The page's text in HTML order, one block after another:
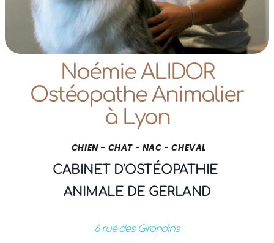
Noémie ALIDOR
Ostéopathe Animalier
à Lyon
CHIEN - CHAT - NAC - CHEVAL
CABINET D'OSTÉOPATHIE
ANIMALE DE GERLAND
6 rue des Girondins